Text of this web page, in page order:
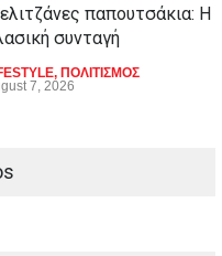
παπουτσάκια: Η
συνταγή
, ΠΟΛΙΤΙΣΜΟΣ
7, 2026